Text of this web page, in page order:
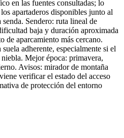
en las fuentes consultadas; lo
apartaderos disponibles junto al
Sendero: ruta lineal de
baja y duración aproximada
de aparcamiento más cercano.
adherente, especialmente si el
Mejor época: primavera,
Avisos: mirador de montaña
verificar el estado del acceso
de protección del entorno